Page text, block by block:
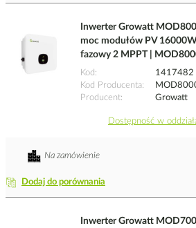
Inwerter Growatt
moc modułów PV
fazowy 2 MPPT |
Kod
1417482
Kod Producenta
Producent
Growatt
Dostępność w
Dodaj do porównania
Na zamówienie
Inwerter Growatt